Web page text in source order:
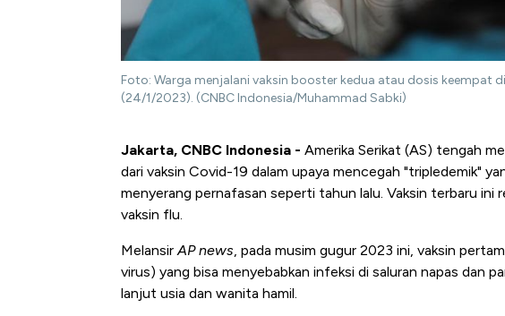
Foto: Warga menjalani vaksin booster kedua atau dosis keempat
(24/1/2023). (CNBC Indonesia/Muhammad Sabki)
Jakarta, CNBC Indonesia - Amerika Serikat (AS) tengah
dari vaksin Covid-19 dalam upaya mencegah "tripledemik"
menyerang pernafasan seperti tahun lalu. Vaksin terbaru ini
vaksin flu.
Melansir AP news , pada musim gugur 2023 ini, vaksin
virus) yang bisa menyebabkan infeksi di saluran napas dan
lanjut usia dan wanita hamil.